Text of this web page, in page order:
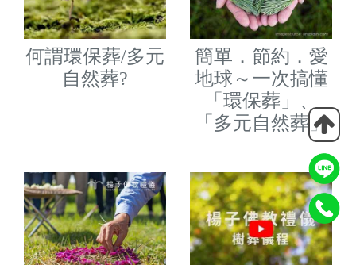
何謂環保葬/多元
自然葬?
簡單．節約．愛
地球～一次搞懂
「環保葬」、
「多元自然葬」